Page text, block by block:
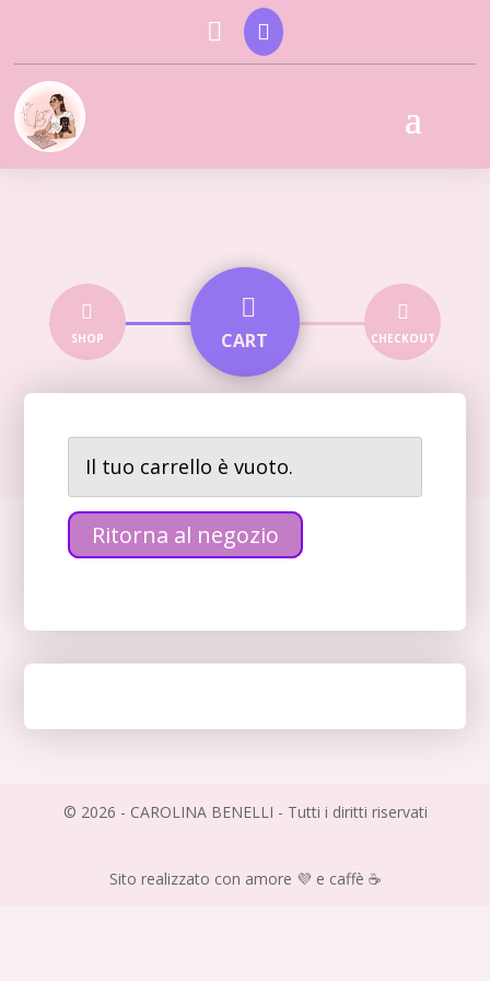
 

SHOP

CART

CHECKOUT
Il tuo carrello è vuoto.
Ritorna al negozio
© 2026 - CAROLINA BENELLI - Tutti i diritti riservati
Sito realizzato con amore 💜 e caffè ☕️